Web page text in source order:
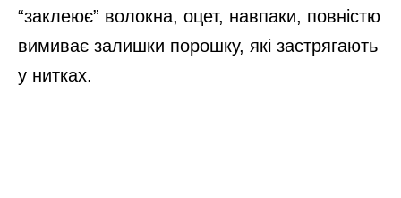
“заклеює” волокна, оцет, навпаки, повністю
вимиває залишки порошку, які застрягають
у нитках.